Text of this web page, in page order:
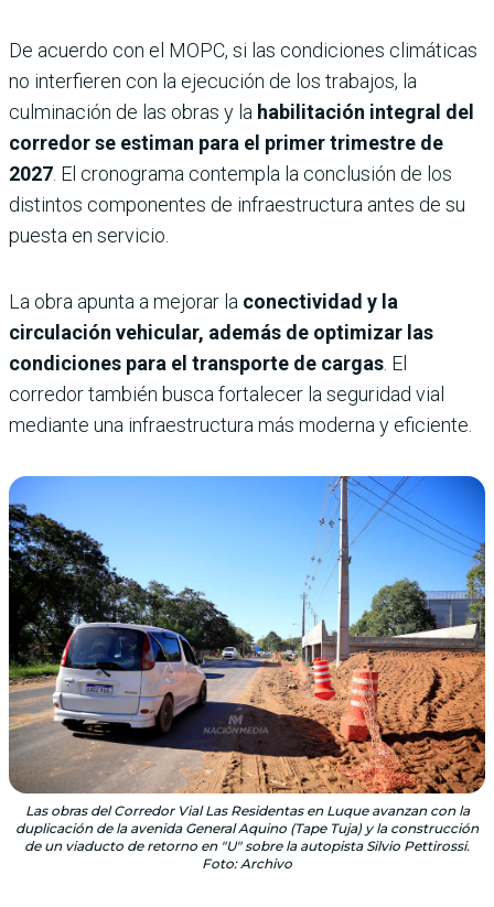
De acuerdo con el MOPC, si las condiciones climáticas
no interfieren con la ejecución de los trabajos, la
culminación de las obras y la habilitación integral del
corredor se estiman para el primer trimestre de
2027. El cronograma contempla la conclusión de los
distintos componentes de infraestructura antes de su
puesta en servicio.
La obra apunta a mejorar la conectividad y la
circulación vehicular, además de optimizar las
condiciones para el transporte de cargas. El
corredor también busca fortalecer la seguridad vial
mediante una infraestructura más moderna y eficiente.
Las obras del Corredor Vial Las Residentas en Luque avanzan con la
duplicación de la avenida General Aquino (Tape Tuja) y la construcción
de un viaducto de retorno en "U" sobre la autopista Silvio Pettirossi.
Foto: Archivo